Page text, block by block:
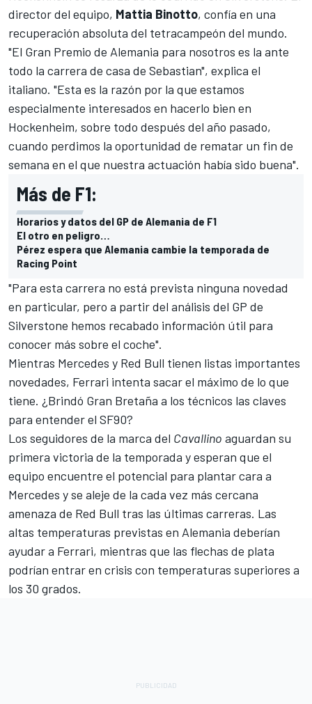
director del equipo, Mattia Binotto, confía en una
recuperación absoluta del tetracampeón del mundo.
"El Gran Premio de Alemania para nosotros es la ante
todo la carrera de casa de Sebastian", explica el
italiano. "Esta es la razón por la que estamos
especialmente interesados ​​en hacerlo bien en
Hockenheim, sobre todo después del año pasado,
cuando perdimos la oportunidad de rematar un fin de
semana en el que nuestra actuación había sido buena".
Más de F1:
Horarios y datos del GP de Alemania de F1
El otro en peligro…
Pérez espera que Alemania cambie la temporada de
Racing Point
"Para esta carrera no está prevista ninguna novedad
en particular, pero a partir del análisis del GP de
Silverstone hemos recabado información útil para
conocer más sobre el coche".
Mientras Mercedes y Red Bull tienen listas importantes
novedades, Ferrari intenta sacar el máximo de lo que
tiene. ¿Brindó Gran Bretaña a los técnicos las claves
para entender el SF90?
Los seguidores de la marca del Cavallino aguardan su
primera victoria de la temporada y esperan que el
equipo encuentre el potencial para plantar cara a
Mercedes y se aleje de la cada vez más cercana
amenaza de Red Bull tras las últimas carreras. Las
altas temperaturas previstas en Alemania deberían
ayudar a Ferrari, mientras que las flechas de plata
podrían entrar en crisis con temperaturas superiores a
los 30 grados.